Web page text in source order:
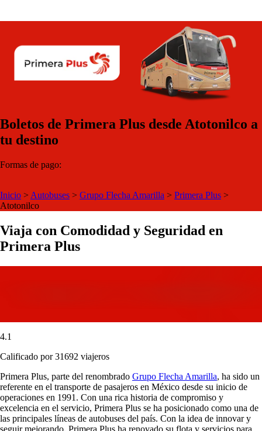
Boletos de Primera Plus desde Atotonilco a
tu destino
Formas de pago:
Inicio > Autobuses > Grupo Flecha Amarilla > Primera Plus >
Atotonilco
Viaja con Comodidad y Seguridad en
Primera Plus
4.1
Calificado por 31692 viajeros
Primera Plus, parte del renombrado Grupo Flecha Amarilla, ha sido un
referente en el transporte de pasajeros en México desde su inicio de
operaciones en 1991. Con una rica historia de compromiso y
excelencia en el servicio, Primera Plus se ha posicionado como una de
las principales líneas de autobuses del país. Con la idea de innovar y
seguir mejorando, Primera Plus ha renovado su flota y servicios para